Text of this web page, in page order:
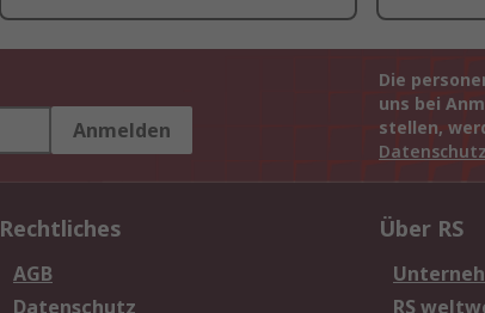
Anmelden
Die
uns bei
stellen,
Rechtliches
AGB
Datenschutz
Über RS
RS